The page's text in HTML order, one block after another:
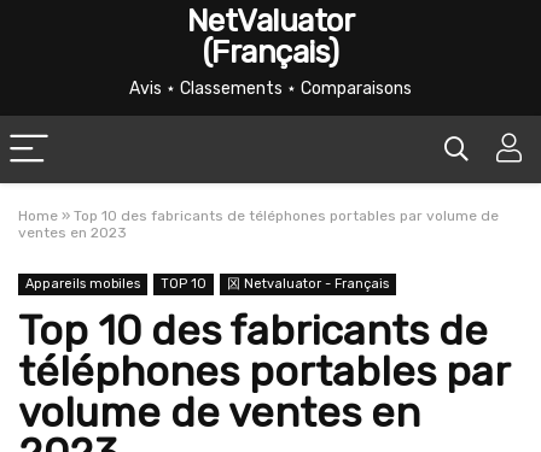
NetValuator
(Français)
Avis ⋆ Classements ⋆ Comparaisons
Home » Top 10 des fabricants de téléphones portables par volume de
ventes en 2023
Appareils mobiles TOP 10 龱 Netvaluator - Français
Top 10 des fabricants de
téléphones portables par
volume de ventes en